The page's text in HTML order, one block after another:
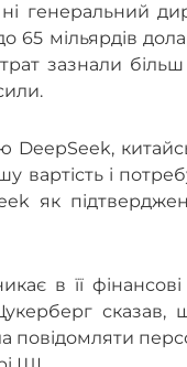
генеральний
65 мільярдів
зазнали
DeepSeek,
і
як
в її
повідомляти